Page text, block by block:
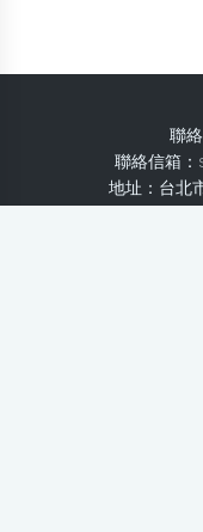
聯
聯絡信箱：
地址：台北